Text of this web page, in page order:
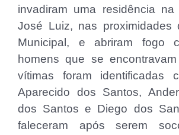
invadiram uma residência
José Luiz, nas proximidades
Municipal, e abriram fogo
homens que se
vítimas foram identificadas
Aparecido dos Santos,
dos Santos e Diego dos
faleceram após serem